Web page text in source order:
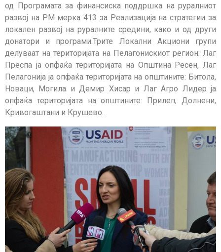
од Програмата за финансиска поддршка на руралниот
развој на РМ мерка 413 за Реализација на стратегии за
локален развој на руралните средини, како и од други
донатори и програми.Трите Локални Акциони групи
делуваат на територијата на Пелагонискиот регион: Лаг
Преспа ја опфаќа територијата на Општина Ресен, Лаг
Пелагонија ја опфаќа територијата на општините: Битола,
Новаци, Могила и Демир Хисар и Лаг Агро Лидер ја
опфаќа територијата на општините: Прилеп, Долнени,
Кривогаштани и Крушево.